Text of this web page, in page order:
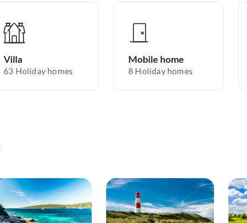
Villa
63 Holiday homes
Mobile home
8 Holiday homes